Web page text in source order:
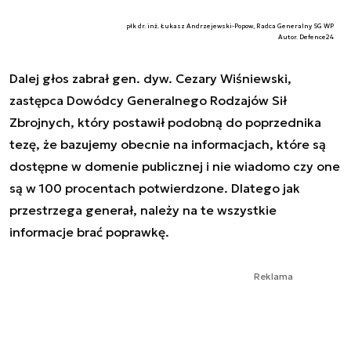
płk dr. inż. Łukasz Andrzejewski-Popow, Radca Generalny SG WP
Autor. Defence24
Dalej głos zabrał gen. dyw. Cezary Wiśniewski,
zastępca Dowódcy Generalnego Rodzajów Sił
Zbrojnych, który postawił podobną do poprzednika
tezę, że bazujemy obecnie na informacjach, które są
dostępne w domenie publicznej i nie wiadomo czy one
są w 100 procentach potwierdzone. Dlatego jak
przestrzega generał, należy na te wszystkie
informacje brać poprawkę.
Reklama